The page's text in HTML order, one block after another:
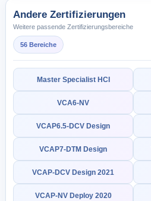
Andere Zertifizierungen
Weitere passende Zertifizierungsbereiche
56 Bereiche
Master Specialist HCI
VCA6-NV
VCAP6.5-DCV Design
VCAP7-DTM Design
VCAP-DCV Design 2021
VCAP-NV Deploy 2020